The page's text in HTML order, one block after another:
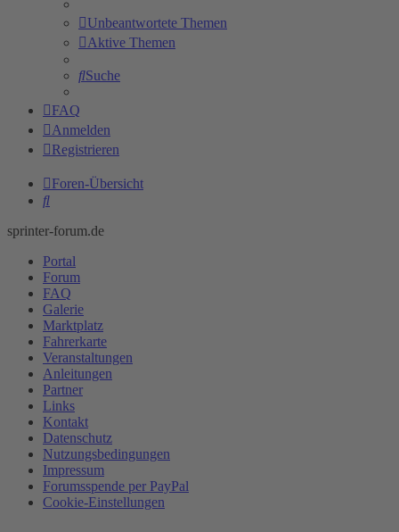
Unbeantwortete Themen
Aktive Themen
Suche
FAQ
Anmelden
Registrieren
Foren-Übersicht
Suche
sprinter-forum.de
Portal
Forum
FAQ
Galerie
Marktplatz
Fahrerkarte
Veranstaltungen
Anleitungen
Partner
Links
Kontakt
Datenschutz
Nutzungsbedingungen
Impressum
Forumsspende per PayPal
Cookie-Einstellungen